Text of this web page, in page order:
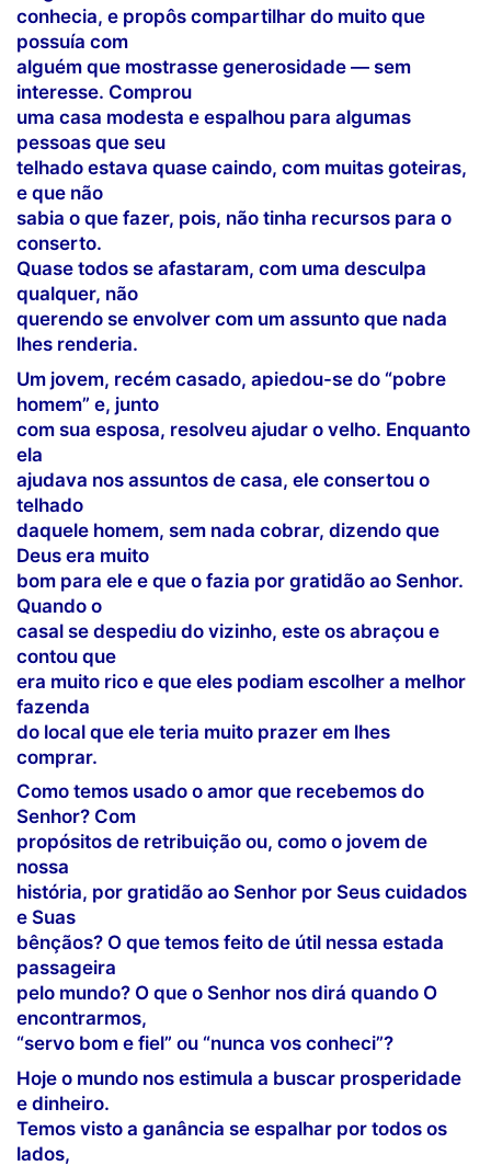
conhecia, e propôs compartilhar do muito que
possuía com
alguém que mostrasse generosidade — sem
interesse. Comprou
uma casa modesta e espalhou para algumas
pessoas que seu
telhado estava quase caindo, com muitas goteiras,
e que não
sabia o que fazer, pois, não tinha recursos para o
conserto.
Quase todos se afastaram, com uma desculpa
qualquer, não
querendo se envolver com um assunto que nada
lhes renderia.
Um jovem, recém casado, apiedou-se do “pobre
homem” e, junto
com sua esposa, resolveu ajudar o velho. Enquanto
ela
ajudava nos assuntos de casa, ele consertou o
telhado
daquele homem, sem nada cobrar, dizendo que
Deus era muito
bom para ele e que o fazia por gratidão ao Senhor.
Quando o
casal se despediu do vizinho, este os abraçou e
contou que
era muito rico e que eles podiam escolher a melhor
fazenda
do local que ele teria muito prazer em lhes
comprar.
Como temos usado o amor que recebemos do
Senhor? Com
propósitos de retribuição ou, como o jovem de
nossa
história, por gratidão ao Senhor por Seus cuidados
e Suas
bênçãos? O que temos feito de útil nessa estada
passageira
pelo mundo? O que o Senhor nos dirá quando O
encontrarmos,
“servo bom e fiel” ou “nunca vos conheci”?
Hoje o mundo nos estimula a buscar prosperidade
e dinheiro.
Temos visto a ganância se espalhar por todos os
lados,